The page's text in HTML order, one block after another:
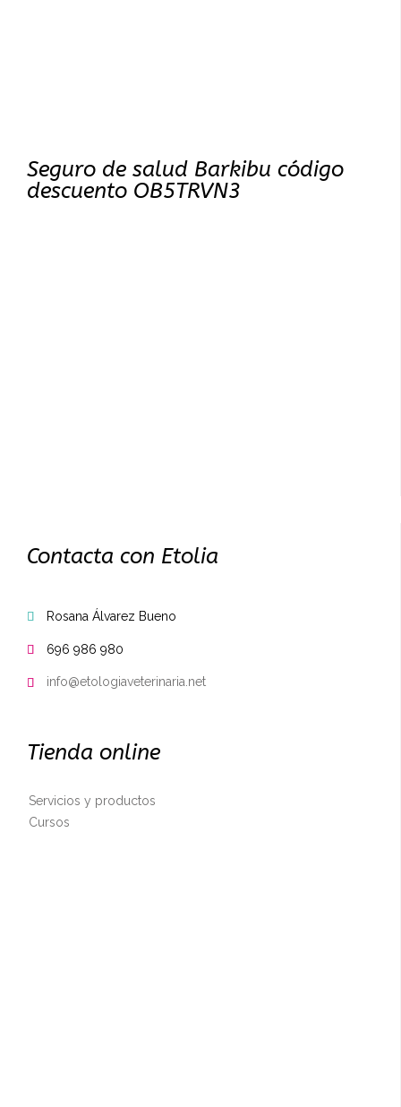
Seguro de salud Barkibu código
descuento OB5TRVN3
Contacta con Etolia
 Rosana Álvarez Bueno
 696 986 980
 info@etologiaveterinaria.net
Tienda online
Servicios y productos
Cursos